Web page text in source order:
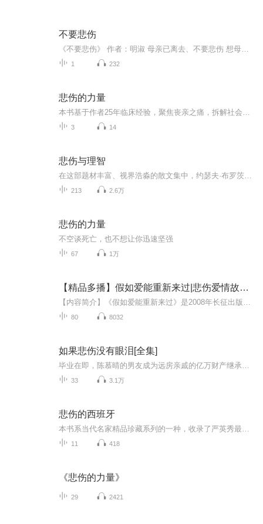
不要悲伤
1 232
悲伤的力量
3 14
悲伤与理智
213 2.6万
悲伤的力量
不空谈死亡，也不想让你迅速坚强
67 1万
【精品多播】假如爱能重新来过|悲伤爱情故事集
80 8032
如果悲伤没有眼泪[全集]
33 3.1万
悲伤的西班牙
11 418
《悲伤的力量》
29 2421